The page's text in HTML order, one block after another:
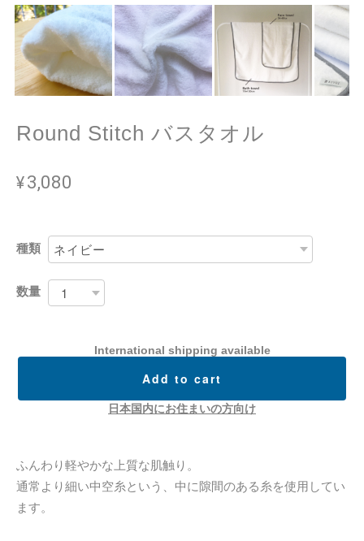
Round Stitch バスタオル
¥3,080
種類
数量
International shipping available
Add to cart
日本国内にお住まいの方向け
ふんわり軽やかな上質な肌触り。
通常より細い中空糸という、中に隙間のある糸を使用してい
ます。